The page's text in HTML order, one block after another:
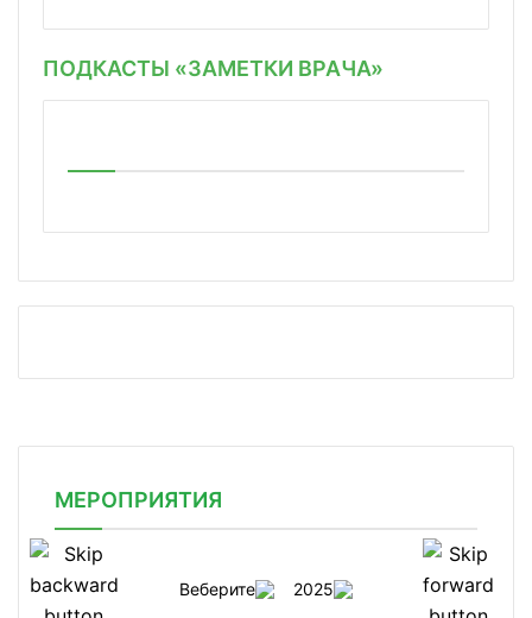
ПОДКАСТЫ «ЗАМЕТКИ ВРАЧА»
МЕРОПРИЯТИЯ
Веберите 2025